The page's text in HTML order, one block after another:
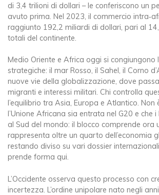
di 3,4 trilioni di dollari – le conferiscono un
avuto prima. Nel 2023, il commercio
raggiunto 192,2 miliardi di dollari, pari al
totali del continente.
Medio Oriente e Africa oggi si congiungono
strategiche: il mar Rosso, il Sahel, il Corno
nuove vie della globalizzazione, dove
migranti e interessi militari. Chi controlla
l’equilibrio tra Asia, Europa e Atlantico. Non
l’Unione Africana sia entrata nel G20 e che
al Sud del mondo: il blocco comprende ora
rappresenta oltre un quarto dell’economia
restando diviso su vari dossier
prende forma qui.
L’Occidente osserva questo processo con
incertezza. L’ordine unipolare nato negli